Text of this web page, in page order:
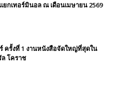
ยกเทอร์มินอล ณ เดือนเมษายน 2569
ครั้งที่​ 1 งานหนังสือจัดใหญ่ที่สุดใน
โคราช